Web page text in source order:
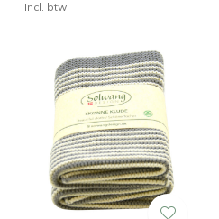
Incl. btw